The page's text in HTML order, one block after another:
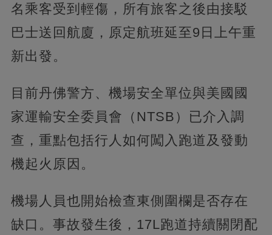
名乘客受到輕傷，所有旅客之後由接駁
巴士送回航廈，原定航班延至9日上午重
新出發。
目前丹佛警方、機場安全單位與美國國
家運輸安全委員會（NTSB）已介入調
查，重點包括行人如何闖入跑道及發動
機起火原因。
機場人員也開始檢查東側圍欄是否存在
缺口。事故發生後，17L跑道持續關閉配